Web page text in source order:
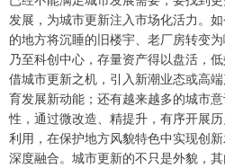
发展，为城市更新注入市场化活力。
的地方将沉睡的旧楼宇、老厂房转变
乃至科创中心，存量资产得以盘活，
借城市更新之机，引入新潮业态或高
育发展新动能；还有越来越多的城市
性，通过微改造、精提升，有序开展
利用，在保护地方风貌特色中实现创
深度融合。城市更新的不只是外貌，其